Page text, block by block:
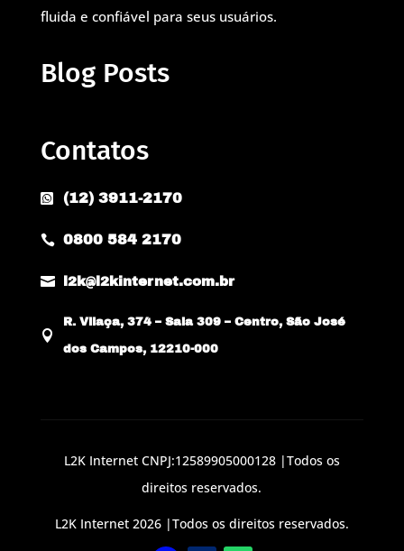
fluida e confiável para seus usuários.
Blog Posts
Contatos
 (12) 3911-2170
 0800 584 2170
 l2k@l2kinternet.com.br

R. Vilaça, 374 – Sala 309 – Centro, São José
dos Campos, 12210-000
L2K Internet CNPJ:12589905000128 |Todos os
direitos reservados.
L2K Internet 2026 |Todos os direitos reservados.